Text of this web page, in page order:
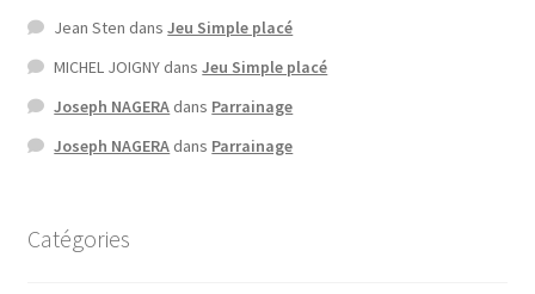
Jean Sten dansJeu Simple placé
MICHEL JOIGNY dansJeu Simple placé
Joseph NAGERA dans Parrainage
Joseph NAGERA dans Parrainage
Catégories